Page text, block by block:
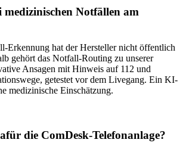
medizinischen Notfällen am
Erkennung hat der Hersteller nicht öffentlich
gehört das Notfall-Routing zu unserer
Ansagen mit Hinweis auf 112 und
getestet vor dem Livegang. Ein KI-
medizinische Einschätzung.
die ComDesk-Telefonanlage?